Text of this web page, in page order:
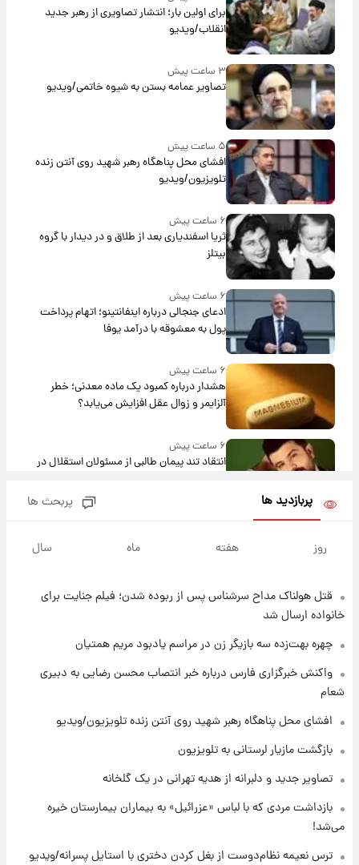
برای اولین بار؛ انتشار تصاویری از رهبر جدید
انقلاب/ویدیو
۳ ساعت پیش
تصاویر عمامه بستن به شیوه خاتمی/ویدیو
۵ ساعت پیش
افشای محل پناهگاه‌ رهبر شهید روی آنتن زنده
تلویزیون/ویدیو
۶ ساعت پیش
ثریا اسفندیاری بعد از طلاق و در دیدار با گروه
بیتلز
۶ ساعت پیش
ادعای جنجالی درباره اینفانتینو؛ اتهام پرداخت
پول به معشوقه با درآمد یوفا
۶ ساعت پیش
هشدار درباره کمبود یک ماده معدنی؛ خطر
آلزایمر و زوال عقل افزایش می‌یابد؟
۶ ساعت پیش
انتقاد تند پیمان طالبی از مسئولان استقلال در
مرداد ۱۴۰۵ +جدول
۷ ساعت پیش
۸ ساعت پیش
۸ ساعت پیش
قیمت محصولات ایران‌خودرو و سایپا امروز شنبه
۱۷ مرداد ۱۴۰۵
شنبه ۱۷ مرداد ۱۴۰۵
پربازدید ها پربحث ها
روز هفته ماه سال
قتل هولناک مداح سرشناس پس از ربوده شدن؛ فیلم جنایت برای
خانواده ارسال شد
چهره بهت‌زده سه بازیگر زن در مراسم یادبود مریم همتیان
واکنش خبرگزاری فارس درباره خبر انتصاب محسن رضایی به دبیری
شعام
افشای محل پناهگاه‌ رهبر شهید روی آنتن زنده تلویزیون/ویدیو
بازگشت مازیار لرستانی به تلویزیون
تصاویر جدید و دلبرانه از هدیه تهرانی در یک گلخانه
بازداشت مردی که با لباس «عزرائیل» به بیماران بیمارستان خیره
می‌شد!
ترس نعیمه نظام‌دوست از بغل کردن دختری با استایل پسرانه/ویدیو